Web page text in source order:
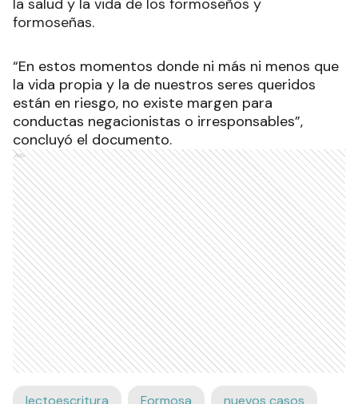
formoseñas.
“En estos momentos donde ni más ni menos que
la vida propia y la de nuestros seres queridos
están en riesgo, no existe margen para
conductas negacionistas o irresponsables”,
concluyó el documento.
Ads
lectoescritura Formosa nuevos casos